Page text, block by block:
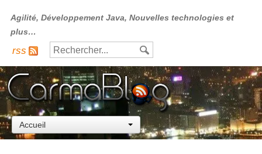
Agilité, Développement Java, Nouvelles technologies et
plus…
rss
Accueil